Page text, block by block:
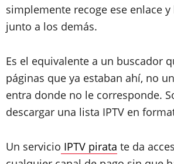
simplemente recoge ese enlace
junto a los demás.
Es el equivalente a un buscador
páginas que ya estaban ahí, no
entra donde no le corresponde.
descargar una lista IPTV en
Un servicio IPTV pirata te da